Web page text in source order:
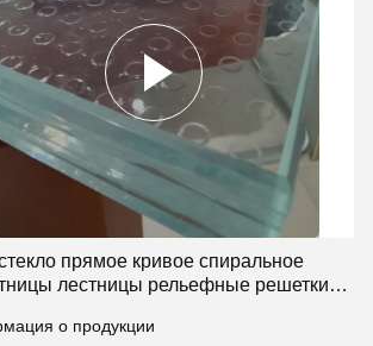
прямое кривое спиральное
лестницы рельефные решетки
о продукции